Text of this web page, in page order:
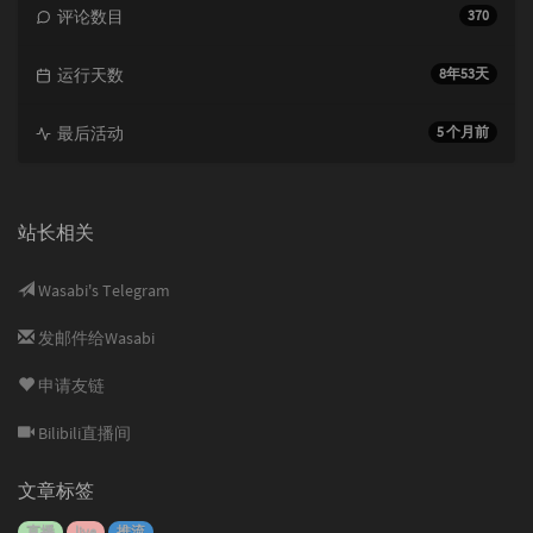
370
评论数目
8年53天
运行天数
5 个月前
最后活动
站长相关
Wasabi's Telegram
发邮件给Wasabi
申请友链
Bilibili直播间
文章标签